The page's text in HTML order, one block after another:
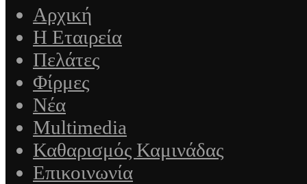
Αρχική
Η Εταιρεία
Πελάτες
Φίρμες
Νέα
Multimedia
Καθαρισμός Καμινάδας
Επικοινωνία